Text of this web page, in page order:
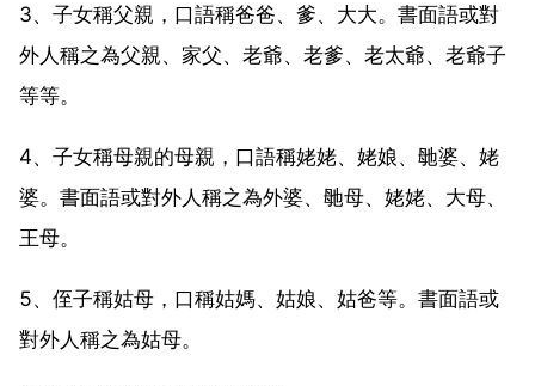
3、子女稱父親，口語稱爸爸、爹、大大。書面語或對
外人稱之為父親、家父、老爺、老爹、老太爺、老爺子
等等。
4、子女稱母親的母親，口語稱姥姥、姥娘、毑婆、姥
婆。書面語或對外人稱之為外婆、毑母、姥姥、大母、
王母。
5、侄子稱姑母，口稱姑媽、姑娘、姑爸等。書面語或
對外人稱之為姑母。